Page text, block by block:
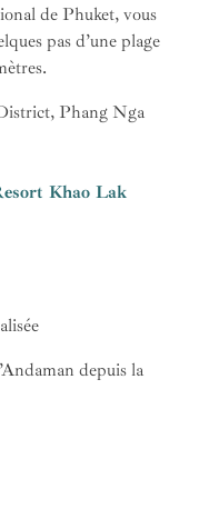
de Phuket, vous
pas d’une plage
Phang Nga
Khao Lak
depuis la